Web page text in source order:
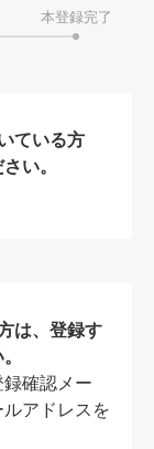
本登録完了
ている方
い。
は、登録す
確認メー
アドレスを